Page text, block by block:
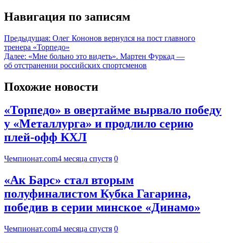
Навигация по записям
Предыдущая: Олег Кононов вернулся на пост главного
тренера «Торпедо»
Далее: «Мне больно это видеть». Мартен Фуркад —
об отстранении российских спортсменов
Похожие новости
«Торпедо» в овертайме вырвало победу
у «Металлурга» и продлило серию
плей-офф КХЛ
Чемпионат.com4 месяца спустя 0
«Ак Барс» стал вторым
полуфиналистом Кубка Гагарина,
победив в серии минское «Динамо»
Чемпионат.com4 месяца спустя 0